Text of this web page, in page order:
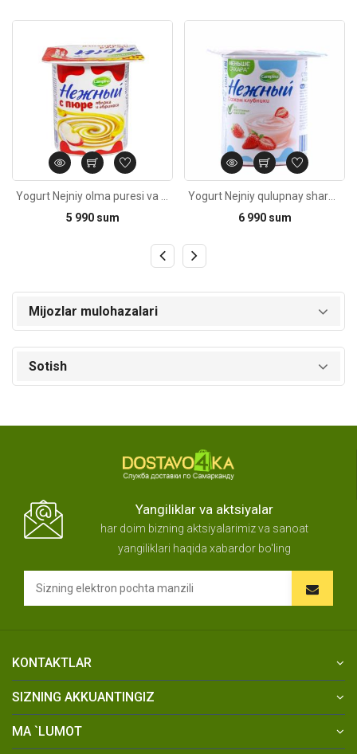
5 990 sum
6 990 sum
Mijozlar mulohazalari
Sotish
Yangiliklar va aktsiyalar
har doim bizning aktsiyalarimiz va sanoat
yangiliklari haqida xabardor bo'ling
KONTAKTLAR
SIZNING AKKUANTINGIZ
MA `LUMOT